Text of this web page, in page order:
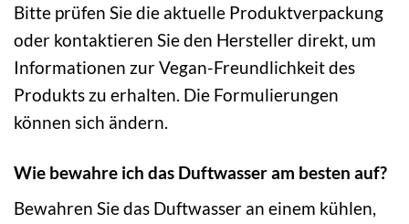
Bitte prüfen Sie die aktuelle Produktverpackung
oder kontaktieren Sie den Hersteller direkt, um
Informationen zur Vegan-Freundlichkeit des
Produkts zu erhalten. Die Formulierungen
können sich ändern.
Wie bewahre ich das Duftwasser am besten auf?
Bewahren Sie das Duftwasser an einem kühlen,